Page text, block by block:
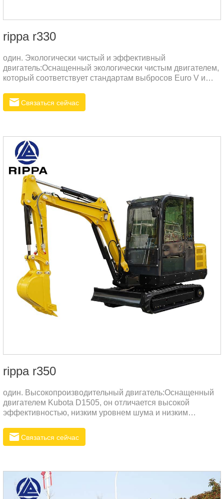
rippa r330
один. Экологически чистый и эффективный
двигатель:Оснащенный экологически чистым двигателем,
который соответствует стандартам выбросов Euro V и
может достигать высокой выходной мощности.Высокая
топливная эффективность, экономичность и
Связаться сейчас
rippa r350
один. Высокопроизводительный двигатель:Оснащенный
двигателем Kubota D1505, он отличается высокой
эффективностью, низким уровнем шума и низким
стандартам EPA4 и Евро-5.Максимальная мощность
составляет 25 л.с. (18,5 кВт), что обеспечивает высокую
Связаться сейчас